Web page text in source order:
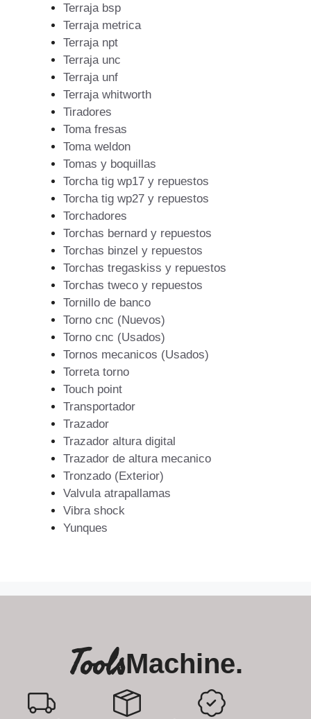
Terraja bsp
Terraja metrica
Terraja npt
Terraja unc
Terraja unf
Terraja whitworth
Tiradores
Toma fresas
Toma weldon
Tomas y boquillas
Torcha tig wp17 y repuestos
Torcha tig wp27 y repuestos
Torchadores
Torchas bernard y repuestos
Torchas binzel y repuestos
Torchas tregaskiss y repuestos
Torchas tweco y repuestos
Tornillo de banco
Torno cnc (Nuevos)
Torno cnc (Usados)
Tornos mecanicos (Usados)
Torreta torno
Touch point
Transportador
Trazador
Trazador altura digital
Trazador de altura mecanico
Tronzado (Exterior)
Valvula atrapallamas
Vibra shock
Yunques
ToolsMachine.